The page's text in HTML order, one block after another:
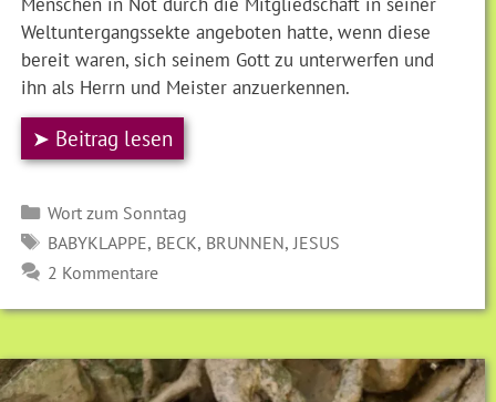
Weltuntergangssekte angeboten hatte, wenn diese
bereit waren, sich seinem Gott zu unterwerfen und
ihn als Herrn und Meister anzuerkennen.
➤ Beitrag lesen
Kategorien
Wort zum Sonntag
SCHLAGWÖRTER
BABYKLAPPE, BECK, BRUNNEN,JESUS
2 Kommentare